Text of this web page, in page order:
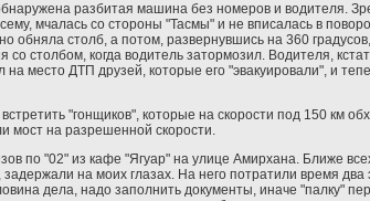
разбитая машина без номеров и водителя.
мчалась со стороны "Тасмы" и не вписалась в
обняла столб, а потом, развернувшись на 360
столбом, когда водитель затормозил. Водителя,
место ДТП друзей, которые его "эвакуировали", и
"гонщиков", которые на скорости под 150 км
мост на разрешенной скорости.
по "02" из кафе "Ягуар" на улице Амирхана. Ближе
на моих глазах. На него потратили время
дела, надо заполнить документы, иначе "палку"